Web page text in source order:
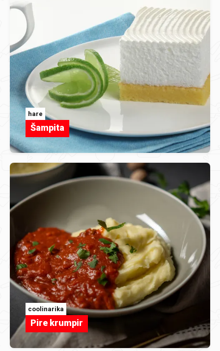
hare
Šampita
coolinarika
Pire krumpir